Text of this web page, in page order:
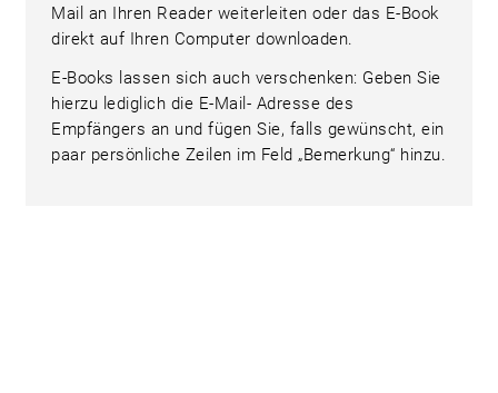
Mail an Ihren Reader weiterleiten oder das E-Book
direkt auf Ihren Computer downloaden.
E-Books lassen sich auch verschenken: Geben Sie
hierzu lediglich die E-Mail- Adresse des
Empfängers an und fügen Sie, falls gewünscht, ein
paar persönliche Zeilen im Feld „Bemerkung“ hinzu.